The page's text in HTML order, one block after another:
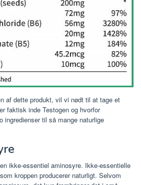
af ​​dette produkt, vil vi nødt til at tage et
faktisk inde Testogen og hvorfor
ingredienser til så mange naturlige
ikke-essentiel aminosyre. Ikke-essentielle
kroppen producerer naturligt. Selvom